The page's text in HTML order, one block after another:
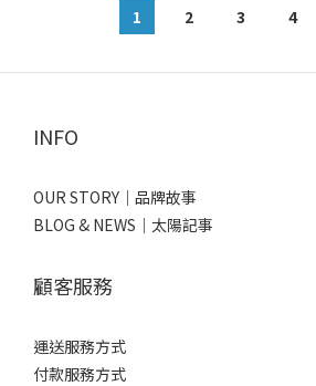
1 2 3 4
INFO
OUR STORY｜品牌故事
BLOG & NEWS｜太陽記事
顧客服務
運送服務方式
付款服務方式